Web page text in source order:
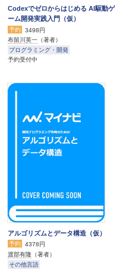
Codexでゼロからはじめる AI駆動ゲ
ーム開発実践入門（仮）
予約
3498円
布留川英一 （著者）
プログラミング・開発
予約受付中
アルゴリズムとデータ構造（仮）
予約
4378円
渡部有隆 （著者）
その他言語